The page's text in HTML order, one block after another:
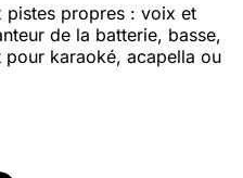
pistes propres : voix et
de la batterie, basse,
karaoké, acapella ou